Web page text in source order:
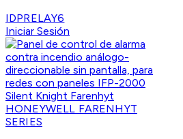
IDPRELAY6
Iniciar Sesión
HONEYWELL FARENHYT
SERIES